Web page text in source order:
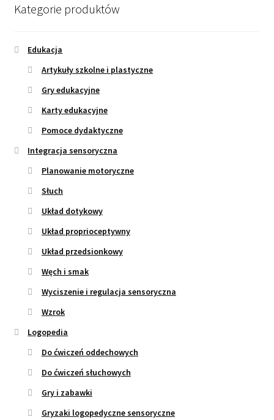
Kategorie produktów
Edukacja
Artykuły szkolne i plastyczne
Gry edukacyjne
Karty edukacyjne
Pomoce dydaktyczne
Integracja sensoryczna
Planowanie motoryczne
Słuch
Układ dotykowy
Układ proprioceptywny
Układ przedsionkowy
Węch i smak
Wyciszenie i regulacja sensoryczna
Wzrok
Logopedia
Do ćwiczeń oddechowych
Do ćwiczeń słuchowych
Gry i zabawki
Gryzaki logopedyczne sensoryczne